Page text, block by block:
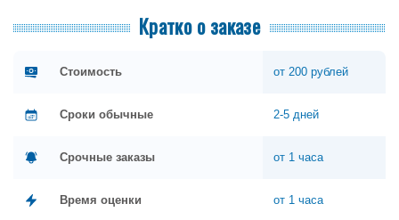
Кратко о заказе
Стоимость от 200 рублей
Сроки обычные 2-5 дней
Срочные заказы от 1 часа
Время оценки от 1 часа